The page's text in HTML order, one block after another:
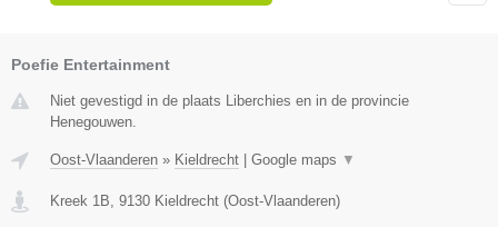
Poefie Entertainment
Niet gevestigd in de plaats Liberchies en in de provincie
Henegouwen.
Oost-Vlaanderen » Kieldrecht Google maps ▼
Kreek 1B, 9130 Kieldrecht (Oost-Vlaanderen)